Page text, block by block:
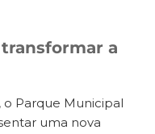
a
o Parque Municipal
uma nova